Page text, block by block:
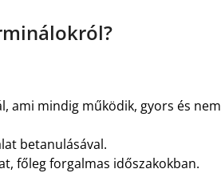
ami mindig működik, gyors és nem
betanulásával.
főleg forgalmas időszakokban.